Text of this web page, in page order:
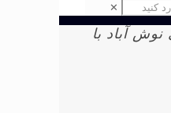
✕
آباد با